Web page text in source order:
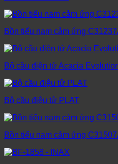
Bồn tiểu nam cảm ứng
Bộ cầu điện tử Acacia
Bộ cầu điệu tử PLAT
Bồn tiểu nam cảm ứng